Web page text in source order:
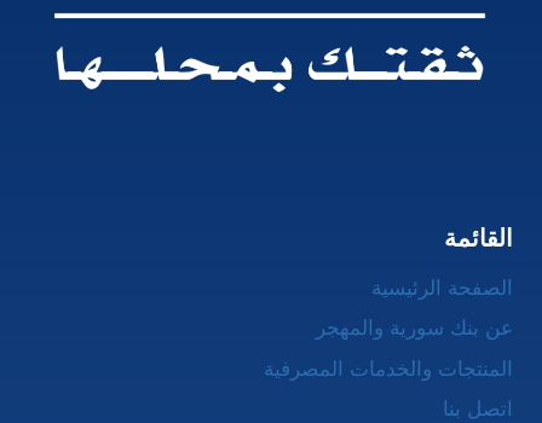
القائمة
الصفحة الرئيسية
عن بنك سورية والمهجر
المنتجات والخدمات المصرفية
اتصل بنا